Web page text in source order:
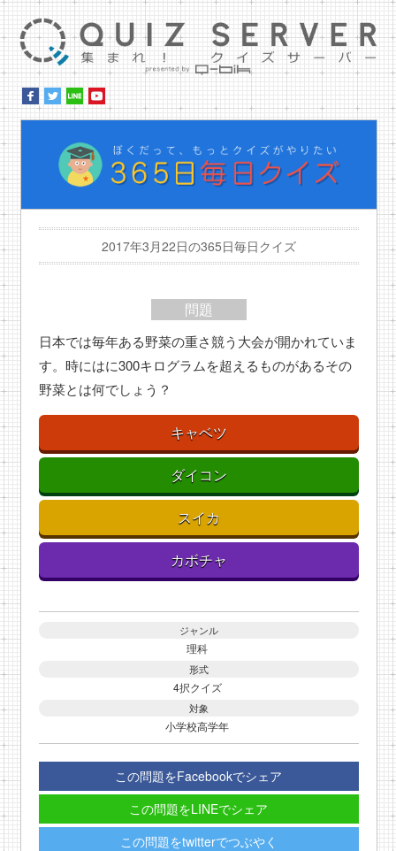
2017年3月22日の365日毎日クイズ
問題
日本では毎年ある野菜の重さ競う大会が開かれていま
す。時にはに300キログラムを超えるものがあるその
野菜とは何でしょう？
キャベツ
ダイコン
スイカ
カボチャ
ジャンル
理科
形式
4択クイズ
対象
小学校高学年
この問題をFacebookでシェア
この問題をLINEでシェア
この問題をtwitterでつぶやく